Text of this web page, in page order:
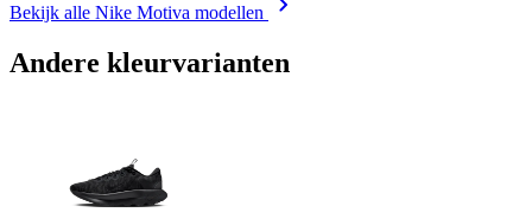
Bekijk alle Nike Motiva modellen
Andere kleurvarianten